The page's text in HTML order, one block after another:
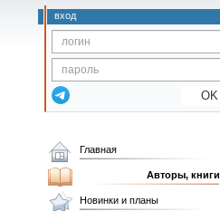
вход
OK
Главная
Авторы, книги
Новинки и планы